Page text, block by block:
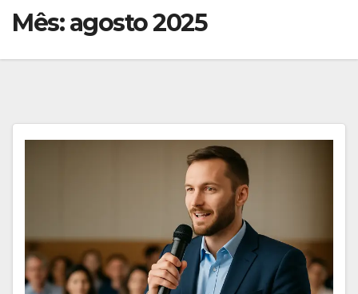
Mês:agosto 2025